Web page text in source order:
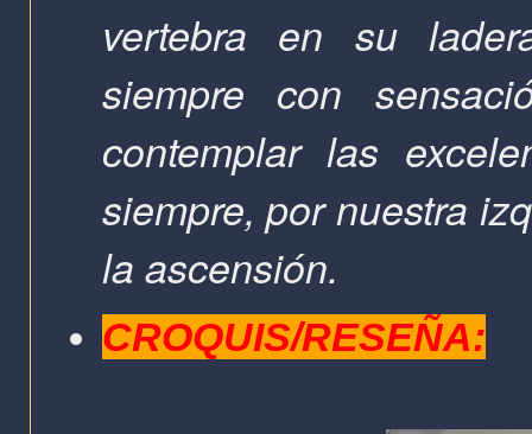
vertebra en su
siempre con
contemplar las
siempre, por nuestra
la ascensión.
CROQUIS/RESEÑA: